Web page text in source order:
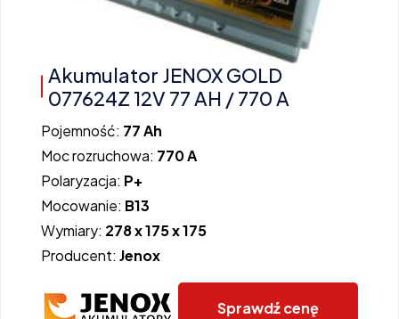
Akumulator JENOX GOLD
077624Z 12V 77 AH / 770 A
Pojemność: 77 Ah
Moc rozruchowa: 770 A
Polaryzacja: P+
Mocowanie: B13
Wymiary: 278 x 175 x 175
Producent: Jenox
Sprawdź cenę